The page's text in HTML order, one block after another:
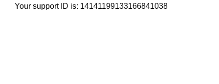
Your support ID is: 14141199133166841038